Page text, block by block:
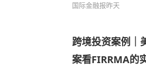
国际金融报昨天
跨境投资案例｜
案看FIRRMA的